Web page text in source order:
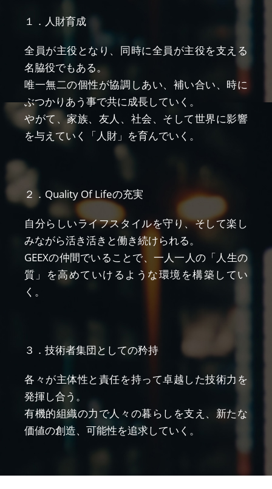
１．人財育成
全員が主役となり、同時に全員が主役を支える
名脇役でもある。
唯一無二の個性が協調しあい、補い合い、時に
ぶつかりあう事で共に成長していく。
やがて、家族、友人、社会、そして世界に影響
を与えていく「人財」を育んでいく。
２．Quality Of Lifeの充実
自分らしいライフスタイルを守り、そして楽し
みながら活き活きと働き続けられる。
GEEXの仲間でいることで、一人一人の「人生の
質」を高めていけるような環境を構築してい
く。
３．技術者集団としての矜持
各々が主体性と責任を持って卓越した技術力を
発揮し合う。
有機的組織の力で人々の暮らしを支え、新たな
価値の創造、可能性を追求していく。